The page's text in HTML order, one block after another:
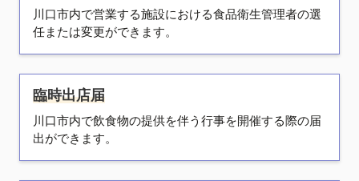
川口市内で営業する施設における食品衛生管理者の選
任または変更ができます。
臨時出店届
川口市内で飲食物の提供を伴う行事を開催する際の届
出ができます。